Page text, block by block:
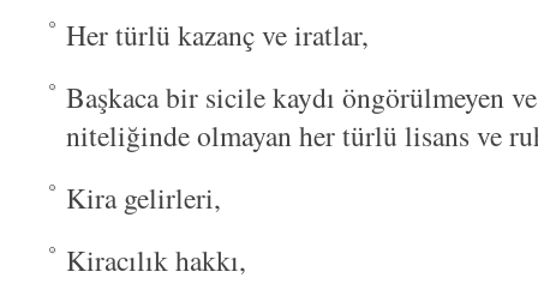
Her türlü kazanç ve iratlar,
Başkaca bir sicile kaydı öngörülmeyen
niteliğinde olmayan her türlü lisans ve
Kira gelirleri,
Kiracılık hakkı,